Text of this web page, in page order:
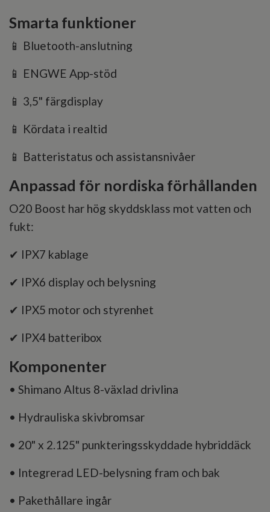
Smarta funktioner
📱 Bluetooth-anslutning
📱 ENGWE App-stöd
📱 3,5" färgdisplay
📱 Kördata i realtid
📱 Batteristatus och assistansnivåer
Anpassad för nordiska förhållanden
O20 Boost har hög skyddsklass mot vatten och
fukt:
✔ IPX7 kablage
✔ IPX6 display och belysning
✔ IPX5 motor och styrenhet
✔ IPX4 batteribox
Komponenter
• Shimano Altus 8-växlad drivlina
• Hydrauliska skivbromsar
• 20" x 2.125" punkteringsskyddade hybriddäck
• Integrerad LED-belysning fram och bak
• Pakethållare ingår